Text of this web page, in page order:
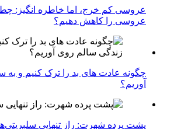
عروسی کم خرج، اما خاطره انگیز:
عروسی را کاهش دهیم؟
چگونه عادت‌ های بد را ترک کنیم و
آوریم؟
پشت پرده شهرت: راز تنهایی